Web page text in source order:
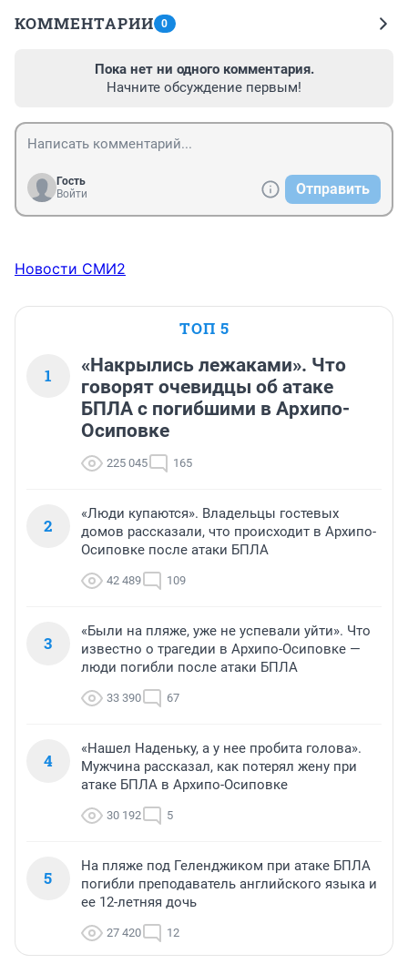
КОММЕНТАРИИ 0
Пока нет ни одного комментария.
Начните обсуждение первым!
Гость
Войти
Отправить
Новости СМИ2
ТОП 5
1
«Накрылись лежаками». Что
говорят очевидцы об атаке
БПЛА с погибшими в Архипо-
Осиповке
225 045 165
2
«Люди купаются». Владельцы гостевых
домов рассказали, что происходит в Архипо-
Осиповке после атаки БПЛА
42 489 109
3
«Были на пляже, уже не успевали уйти». Что
известно о трагедии в Архипо-Осиповке —
люди погибли после атаки БПЛА
33 390 67
4
«Нашел Наденьку, а у нее пробита голова».
Мужчина рассказал, как потерял жену при
атаке БПЛА в Архипо-Осиповке
30 192 5
5
На пляже под Геленджиком при атаке БПЛА
погибли преподаватель английского языка и
ее 12-летняя дочь
27 420 12